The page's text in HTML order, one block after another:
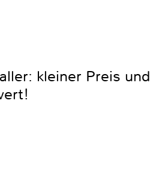
kleiner Preis und